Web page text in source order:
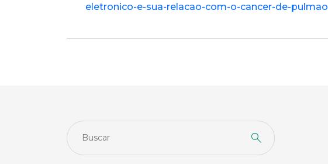
eletronico-e-sua-relacao-com-o-cancer-de-pulmao